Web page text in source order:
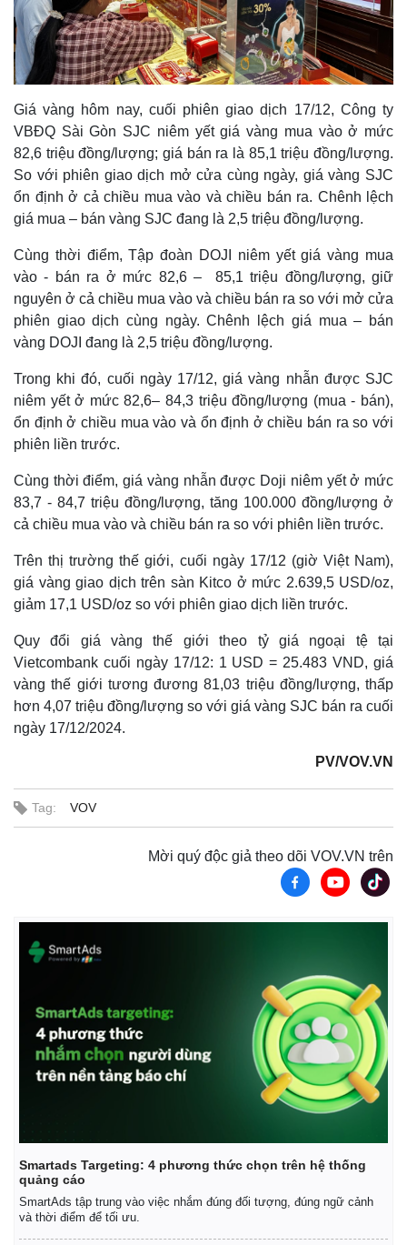
Thế giới
Quan sát
Cuộc sống đó đây
Hồ sơ
Multimedia
Video
Ảnh
E-Magazine
Infographic
Giá vàng hôm nay, cuối phiên giao dịch 17/12, Công ty
VBĐQ Sài Gòn SJC niêm yết giá vàng mua vào ở mức
82,6 triệu đồng/lượng; giá bán ra là 85,1 triệu đồng/lượng.
So với phiên giao dịch mở cửa cùng ngày, giá vàng SJC
ổn định ở cả chiều mua vào và chiều bán ra. Chênh lệch
giá mua – bán vàng SJC đang là 2,5 triệu đồng/lượng.
Cùng thời điểm, Tập đoàn DOJI niêm yết giá vàng mua
vào - bán ra ở mức 82,6 – 85,1 triệu đồng/lượng, giữ
nguyên ở cả chiều mua vào và chiều bán ra so với mở cửa
phiên giao dịch cùng ngày. Chênh lệch giá mua – bán
vàng DOJI đang là 2,5 triệu đồng/lượng.
Trong khi đó, cuối ngày 17/12, giá vàng nhẫn được SJC
niêm yết ở mức 82,6– 84,3 triệu đồng/lượng (mua - bán),
ổn định ở chiều mua vào và ổn định ở chiều bán ra so với
phiên liền trước.
Cùng thời điểm, giá vàng nhẫn được Doji niêm yết ở mức
83,7 - 84,7 triệu đồng/lượng, tăng 100.000 đồng/lượng ở
cả chiều mua vào và chiều bán ra so với phiên liền trước.
Trên thị trường thế giới, cuối ngày 17/12 (giờ Việt Nam),
giá vàng giao dịch trên sàn Kitco ở mức 2.639,5 USD/oz,
giảm 17,1 USD/oz so với phiên giao dịch liền trước.
Quy đổi giá vàng thế giới theo tỷ giá ngoại tệ tại
Vietcombank cuối ngày 17/12: 1 USD = 25.483 VND, giá
vàng thế giới tương đương 81,03 triệu đồng/lượng, thấp
hơn 4,07 triệu đồng/lượng so với giá vàng SJC bán ra cuối
ngày 17/12/2024.
PV/VOV.VN
Tag: VOV
Mời quý độc giả theo dõi VOV.VN trên
Smartads Targeting: 4 phương thức chọn trên hệ thống
quảng cáo
SmartAds tập trung vào việc nhắm đúng đối tượng, đúng ngữ cảnh
và thời điểm để tối ưu.